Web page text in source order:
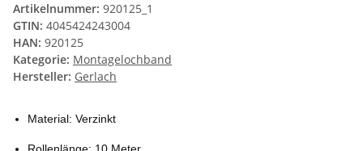
Artikelnummer: 920125_1
GTIN: 4045424243004
HAN: 920125
Kategorie: Montagelochband
Hersteller: Gerlach
Material: Verzinkt